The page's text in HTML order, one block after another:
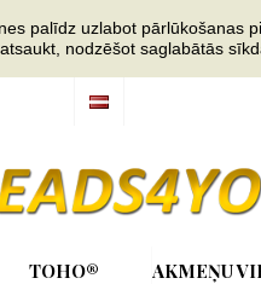
palīdz uzlabot pārlūkošanas
nodzēšot saglabātās
TOHO® AKMEŅU